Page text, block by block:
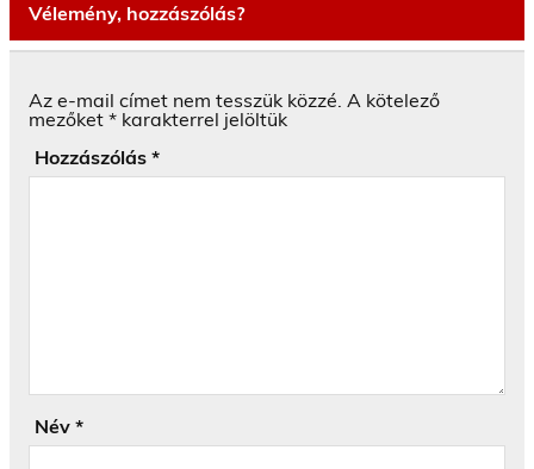
Vélemény, hozzászólás?
Az e-mail címet nem tesszük közzé. A kötelező
mezőket * karakterrel jelöltük
Hozzászólás *
Név *